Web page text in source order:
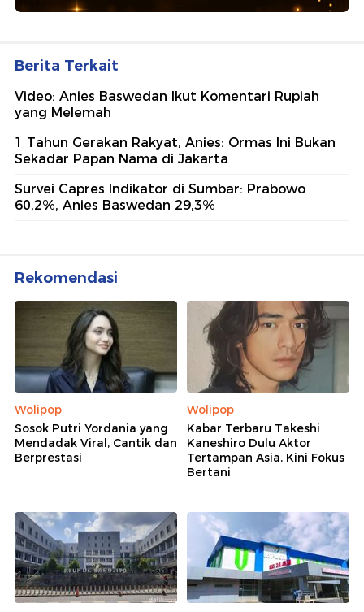
Berita Terkait
Video: Anies Baswedan Ikut Komentari Rupiah
yang Melemah
1 Tahun Gerakan Rakyat, Anies: Ormas Ini Bukan
Sekadar Papan Nama di Jakarta
Survei Capres Indikator di Sumbar: Prabowo
60,2%, Anies Baswedan 29,3%
Rekomendasi
Wolipop
Sosok Putri Yordania yang
Mendadak Viral, Cantik dan
Berprestasi
Wolipop
Kabar Terbaru Takeshi
Kaneshiro Dulu Aktor
Tertampan Asia, Kini Fokus
Bertani